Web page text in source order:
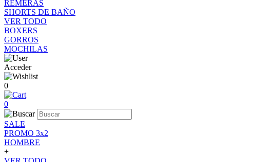
REMERAS
SHORTS DE BAÑO
VER TODO
BOXERS
GORROS
MOCHILAS
Acceder
0
0
SALE
PROMO 3x2
HOMBRE
+